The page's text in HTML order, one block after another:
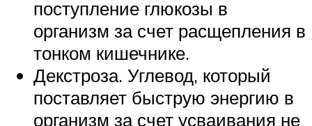
поступление глюкозы в
организм за счет расщепления в
тонком кишечнике.
Декстроза. Углевод, который
поставляет быструю энергию в
организм за счет усваивания не